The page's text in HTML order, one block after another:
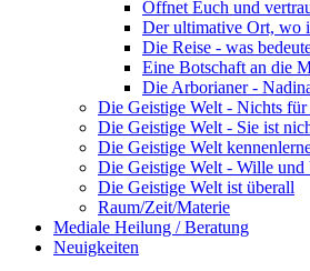
Öffnet Euch und
Der ultimative Ort, wo
Die Reise - was
Eine Botschaft an die
Die Arborianer -
Die Geistige Welt - Nichts für
Die Geistige Welt - Sie ist
Die Geistige Welt
Die Geistige Welt - Wille und
Die Geistige Welt ist überall
Raum/Zeit/Materie
Mediale Heilung / Beratung
Neuigkeiten